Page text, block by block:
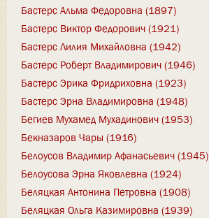
Бастерс Альма Федоровна (1897)
Бастерс Виктор Федорович (1921)
Бастерс Лилия Михайловна (1942)
Бастерс Роберт Владимирович (1946)
Бастерс Эрика Фридриховна (1923)
Бастерс Эрна Владимировна (1948)
Бегиев Мухамед Мухадинович (1953)
Бекназаров Чары (1916)
Белоусов Владимир Афанасьевич (1945)
Белоусова Эрна Яковлевна (1924)
Беляцкая Антонина Петровна (1908)
Беляцкая Ольга Казимировна (1939)